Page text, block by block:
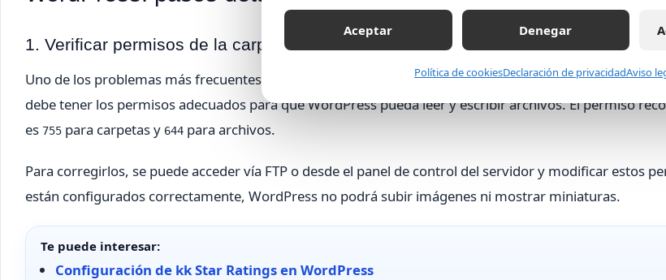
1. Verificar permisos de la carpeta uploads
Uno de los problemas más frecuentes es el
error permisos carpeta uploads WordPress. La carpetawp-
debe tener los permisos adecuados para que WordPress pueda leer y escribir archivos. El permiso
es 755 para carpetas y 644 para archivos.
Para corregirlos, se puede acceder vía FTP o desde el panel de control del servidor y modificar estos
están configurados correctamente, WordPress no podrá subir imágenes ni mostrar miniaturas.
Te puede interesar:
Configuración de kk Star Ratings en WordPress
Aceptar Denegar
Política de cookiesDeclaración de privacidadAviso